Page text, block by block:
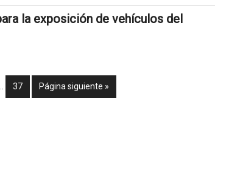
la exposición de vehículos del
37 Página siguiente »